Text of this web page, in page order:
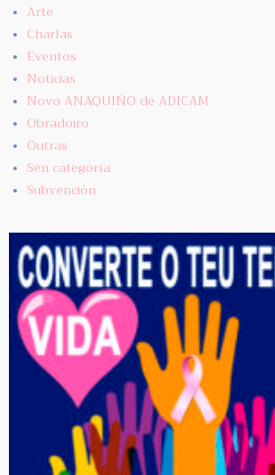
Arte
Charlas
Eventos
Noticias
Novo ANAQUIÑO de ADICAM
Obradoiro
Outras
Sen categoría
Subvención